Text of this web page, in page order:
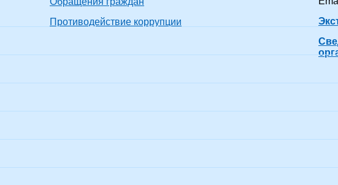
и
51 год 7
к.т.н.
ученого
показать все 18 лет 6
-
техники и
звания
Противодействие коррупции